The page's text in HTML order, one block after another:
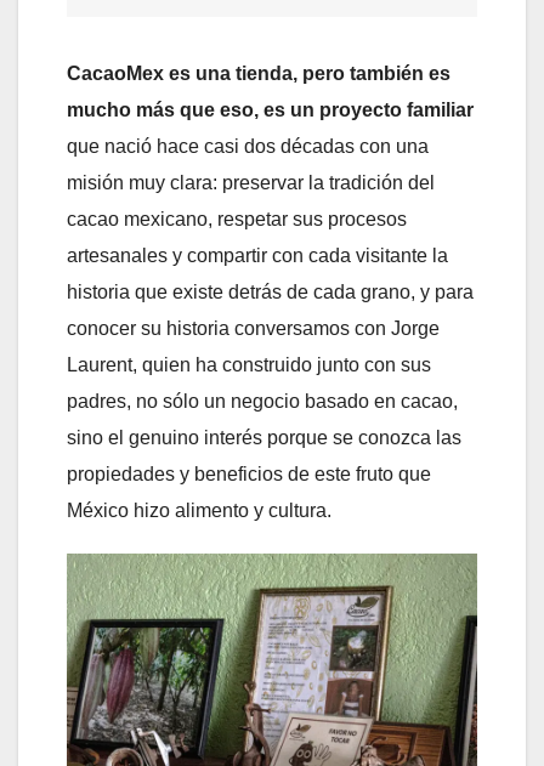
CacaoMex es una tienda, pero también es
mucho más que eso, es un proyecto familiar
que nació hace casi dos décadas con una
misión muy clara: preservar la tradición del
cacao mexicano, respetar sus procesos
artesanales y compartir con cada visitante la
historia que existe detrás de cada grano, y para
conocer su historia conversamos con Jorge
Laurent, quien ha construido junto con sus
padres, no sólo un negocio basado en cacao,
sino el genuino interés porque se conozca las
propiedades y beneficios de este fruto que
México hizo alimento y cultura.